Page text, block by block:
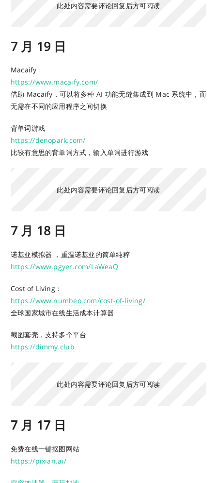
此处内容需要评论回复后方可阅读
7 月 19 日
Macaify
https://www.macaify.com/
借助 Macaify，可以将多种 AI 功能无缝集成到 Mac 系统中，而
无需在不同的应用程序之间切换
背单词游戏
https://denopark.com/
比较有意思的背单词方式，输入单词进行游戏
此处内容需要评论回复后方可阅读
7 月 18 日
诺基亚模拟器 ，重温诺基亚的简单纯粹
https://www.pgyer.com/LaWeaQ
Cost of Living：
https://www.numbeo.com/cost-of-living/
全球国家城市在线生活成本计算器
截图套壳，支持多个平台
https://dimmy.club
此处内容需要评论回复后方可阅读
7 月 17 日
免费在线一键抠图网站
https://pixian.ai/